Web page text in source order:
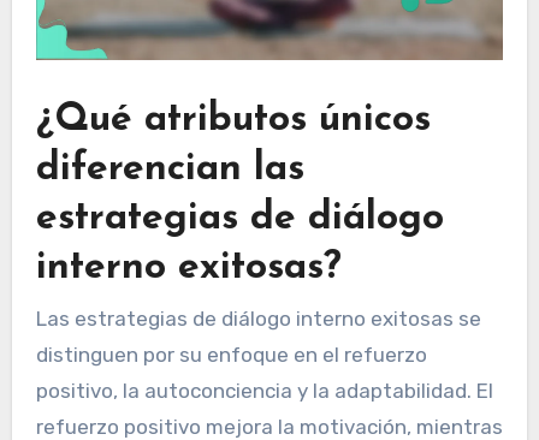
¿Qué atributos únicos
diferencian las
estrategias de diálogo
interno exitosas?
Las estrategias de diálogo interno exitosas se
distinguen por su enfoque en el refuerzo
positivo, la autoconciencia y la adaptabilidad. El
refuerzo positivo mejora la motivación, mientras